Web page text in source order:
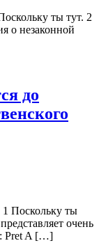
ты тут. 2
о незаконной
до
Поскольку ты
очень
Pret A […]